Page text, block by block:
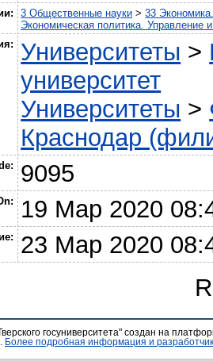
3 Общественные науки >33
Экономическая политика. Управление
Университеты >
университет
Университеты >
Краснодар
9095
19 Мар 2020
23 Мар 2020
госуниверситета" создан на
Более подробная информация и